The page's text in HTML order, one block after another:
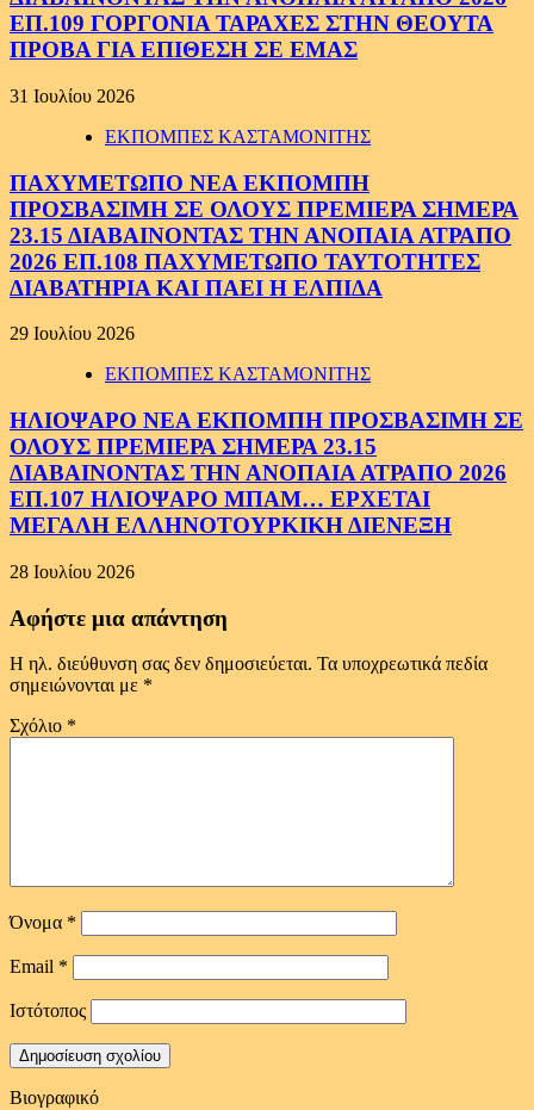
ΕΠ.109 ΓΟΡΓΟΝΙΑ ΤΑΡΑΧΕΣ ΣΤΗΝ ΘΕΟΥΤΑ
ΠΡΟΒΑ ΓΙΑ ΕΠΙΘΕΣΗ ΣΕ ΕΜΑΣ
31 Ιουλίου 2026
ΕΚΠΟΜΠΕΣ ΚΑΣΤΑΜΟΝΙΤΗΣ
ΠΑΧΥΜΕΤΩΠΟ ΝΕΑ ΕΚΠΟΜΠΗ
ΠΡΟΣΒΑΣΙΜΗ ΣΕ ΟΛΟΥΣ ΠΡΕΜΙΕΡΑ ΣΗΜΕΡΑ
23.15 ΔΙΑΒΑΙΝΟΝΤΑΣ ΤΗΝ ΑΝΟΠΑΙΑ ΑΤΡΑΠΟ
2026 ΕΠ.108 ΠΑΧΥΜΕΤΩΠΟ ΤΑΥΤΟΤΗΤΕΣ
ΔΙΑΒΑΤΗΡΙΑ ΚΑΙ ΠΑΕΙ Η ΕΛΠΙΔΑ
29 Ιουλίου 2026
ΕΚΠΟΜΠΕΣ ΚΑΣΤΑΜΟΝΙΤΗΣ
ΗΛΙΟΨΑΡΟ ΝΕΑ ΕΚΠΟΜΠΗ ΠΡΟΣΒΑΣΙΜΗ ΣΕ
ΟΛΟΥΣ ΠΡΕΜΙΕΡΑ ΣΗΜΕΡΑ 23.15
ΔΙΑΒΑΙΝΟΝΤΑΣ ΤΗΝ ΑΝΟΠΑΙΑ ΑΤΡΑΠΟ 2026
ΕΠ.107 ΗΛΙΟΨΑΡΟ ΜΠΑΜ… ΕΡΧΕΤΑΙ
ΜΕΓΑΛΗ ΕΛΛΗΝΟΤΟΥΡΚΙΚΗ ΔΙΕΝΕΞΗ
28 Ιουλίου 2026
Αφήστε μια απάντηση
Η ηλ. διεύθυνση σας δεν δημοσιεύεται. Τα υποχρεωτικά πεδία
σημειώνονται με *
Σχόλιο *
Όνομα *
Email *
Ιστότοπος
Βιογραφικό